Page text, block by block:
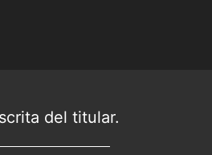
del titular.